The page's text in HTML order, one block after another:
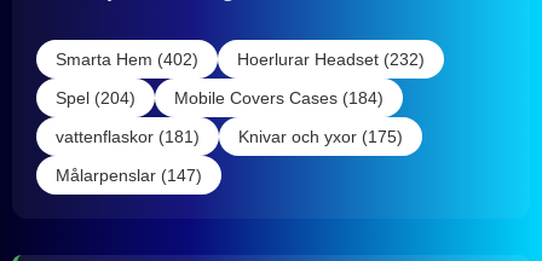
Smarta Hem (402)
Hoerlurar Headset (232)
Spel (204)
Mobile Covers Cases (184)
vattenflaskor (181)
Knivar och yxor (175)
Målarpenslar (147)